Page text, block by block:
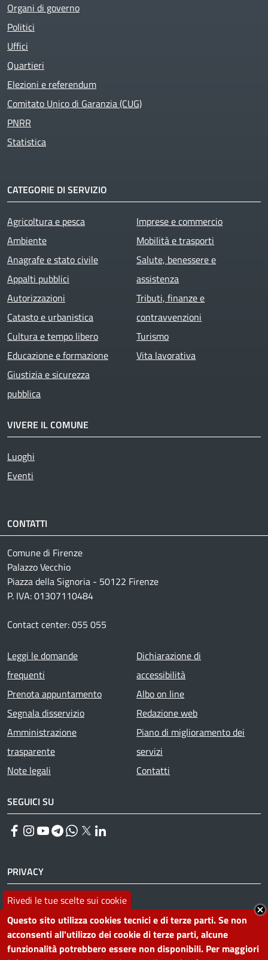
Rivedi le tue scelte sui cookie
Questo sito utilizza cookies tecnici e di terze parti. Se non
acconsenti all'utilizzo dei cookie di terze parti, alcune
funzionalità potrebbero essere non disponibili. Per maggiori
Organi di governo
Politici
Uffici
Quartieri
Elezioni e referendum
Comitato Unico di Garanzia (CUG)
PNRR
Statistica
CATEGORIE DI SERVIZIO
Agricoltura e pesca
Ambiente
Anagrafe e stato civile
Appalti pubblici
Autorizzazioni
Catasto e urbanistica
Cultura e tempo libero
Educazione e formazione
Giustizia e sicurezza
pubblica
Imprese e commercio
Mobilità e trasporti
Salute, benessere e
assistenza
Tributi, finanze e
contravvenzioni
Turismo
Vita lavorativa
VIVERE IL COMUNE
Luoghi
Eventi
CONTATTI
Comune di Firenze
Palazzo Vecchio
Piazza della Signoria - 50122 Firenze
P. IVA: 01307110484
Contact center: 055 055
Footer menu
Leggi le domande
frequenti
Prenota appuntamento
Segnala disservizio
Amministrazione
trasparente
Note legali
Dichiarazione di
accessibilità
Albo on line
Redazione web
Piano di miglioramento dei
servizi
Contatti
SEGUICI SU
Facebook
Instagram
YouTube
Telegram
WhatsApp
Twitter
PRIVACY
Useful links section
La Privacy nel Comune
PRIVACY